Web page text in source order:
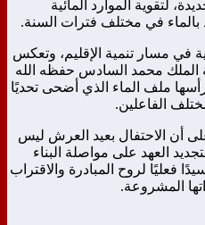
لتقوية الموارد المائية
بالماء في مختلف فترات السنة.
في مسار تنمية الإقليم، وتعكس
الملك محمد السادس حفظه الله
ملف الماء الذي أضحى تحديًا
الفاعلين.
أن الاحتفال بعيد العرش ليس
العهد على مواصلة البناء
فعليًا لروح المبادرة والاقتراب
المشروعة.